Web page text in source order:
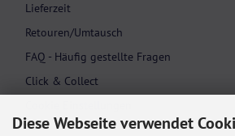
Lieferzeit
Retouren/Umtausch
FAQ - Häufig gestellte Fragen
Click & Collect
Diese Webseite verwendet